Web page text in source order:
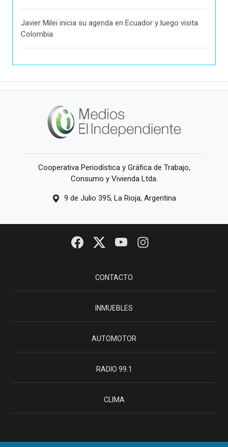
Javier Milei inicia su agenda en Ecuador y luego visita
Colombia
Cooperativa Periodística y Gráfica de Trabajo,
Consumo y Vivienda Ltda.
9 de Julio 395, La Rioja, Argentina
CONTACTO
INMUEBLES
AUTOMOTOR
RADIO 99.1
CLIMA